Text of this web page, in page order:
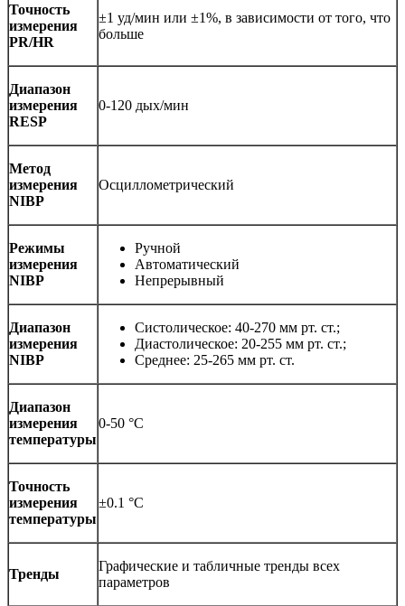
Точность
измерения
PR/HR
±1 уд/мин или ±1%, в зависимости от того, что
больше
Диапазон
измерения
RESP
0-120 дых/мин
Метод
измерения
NIBP
Осциллометрический
Режимы
измерения
NIBP
Ручной
Автоматический
Непрерывный
Диапазон
измерения
NIBP
Систолическое: 40-270 мм рт. ст.;
Диастолическое: 20-255 мм рт. ст.;
Среднее: 25-265 мм рт. ст.
Диапазон
измерения
температуры
0-50 °C
Точность
измерения
температуры
±0.1 °C
Тренды
Графические и табличные тренды всех
параметров